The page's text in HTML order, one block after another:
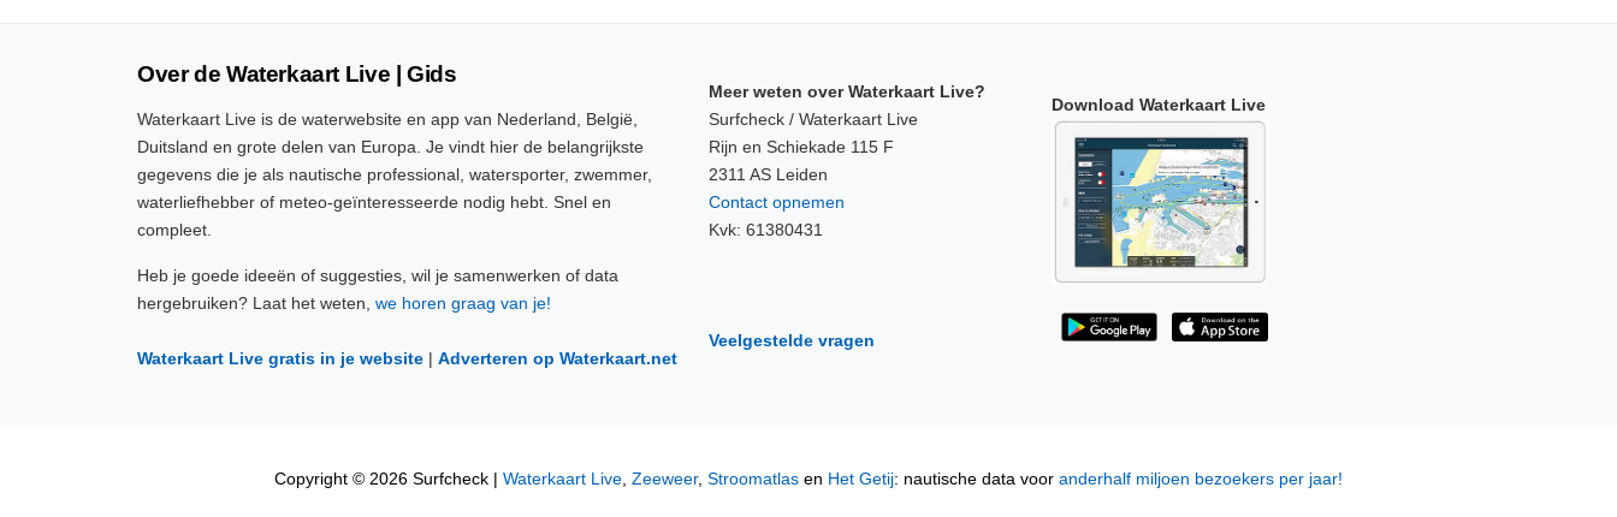
Over de Waterkaart Live | Gids
Waterkaart Live is de waterwebsite en app van Nederland, België,
Duitsland en grote delen van Europa. Je vindt hier de belangrijkste
gegevens die je als nautische professional, watersporter, zwemmer,
waterliefhebber of meteo-geïnteresseerde nodig hebt. Snel en
compleet.
Heb je goede ideeën of suggesties, wil je samenwerken of data
hergebruiken? Laat het weten, we horen graag van je!
Waterkaart Live gratis in je website | Adverteren op Waterkaart.net
Meer weten over Waterkaart Live?
Surfcheck / Waterkaart Live
Rijn en Schiekade 115 F
2311 AS Leiden
Contact opnemen
Kvk: 61380431
Veelgestelde vragen
Download Waterkaart Live
Copyright © 2026 Surfcheck | Waterkaart Live, Zeeweer, Stroomatlas en Het Getij: nautische data voor anderhalf miljoen bezoekers per jaar!